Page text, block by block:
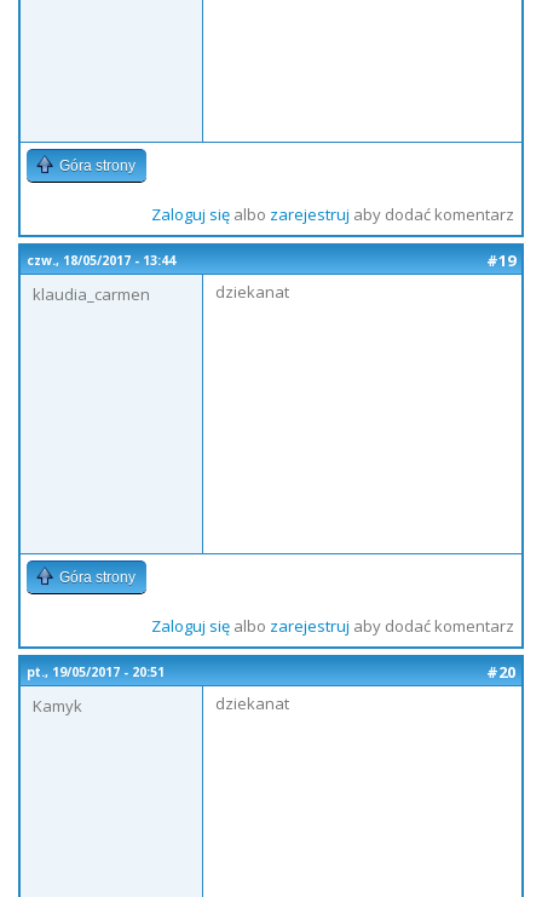
Góra strony
Zaloguj sięalbo zarejestruj aby dodać komentarz
czw., 18/05/2017 - 13:44
#19
klaudia_carmen
dziekanat
Góra strony
Zaloguj sięalbo zarejestruj aby dodać komentarz
pt., 19/05/2017 - 20:51
#20
Kamyk
dziekanat